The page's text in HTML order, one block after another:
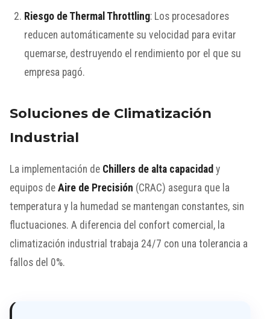
Riesgo de Thermal Throttling: Los procesadores
reducen automáticamente su velocidad para evitar
quemarse, destruyendo el rendimiento por el que su
empresa pagó.
Soluciones de Climatización
Industrial
La implementación de Chillers de alta capacidad y
equipos de Aire de Precisión (CRAC) asegura que la
temperatura y la humedad se mantengan constantes, sin
fluctuaciones. A diferencia del confort comercial, la
climatización industrial trabaja 24/7 con una tolerancia a
fallos del 0%.